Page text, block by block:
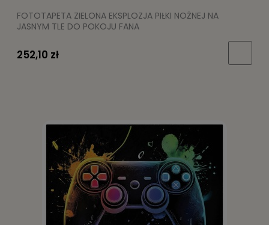
FOTOTAPETA ZIELONA EKSPLOZJA PIŁKI NOŻNEJ NA
JASNYM TLE DO POKOJU FANA
252,10 zł